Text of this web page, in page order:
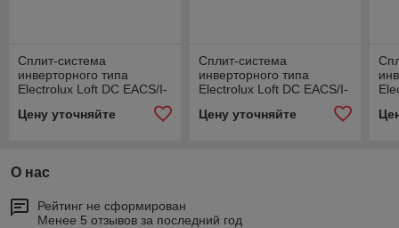
Сплит-система
инверторного типа
Electrolux Loft DC EACS/I-
Цену уточняйте
Сплит-система
инверторного типа
Electrolux Loft DC EACS/I-
Цену уточняйте
О нас
Рейтинг не сформирован
Менее 5 отзывов за последний год